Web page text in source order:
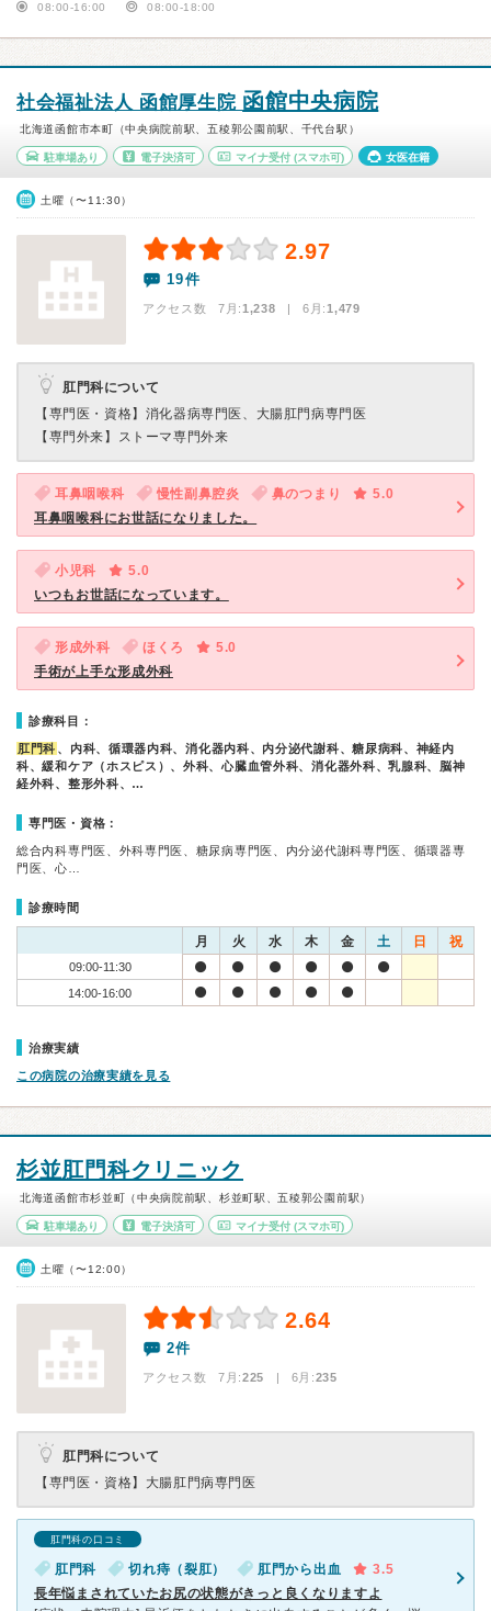
08:00-16:00 08:00-18:00
社会福祉法人 函館厚生院 函館中央病院
北海道函館市本町（中央病院前駅、五稜郭公園前駅、千代台駅）
駐車場あり 電子決済可 マイナ受付 (スマホ可) 女医在籍
土曜（〜11:30）
2.97
19件
アクセス数 7月:1,238 | 6月:1,479
肛門科について
【専門医・資格】 消化器病専門医、大腸肛門病専門医
【専門外来】 ストーマ専門外来
耳鼻咽喉科 慢性副鼻腔炎 鼻のつまり
5.0
耳鼻咽喉科にお世話になりました。
小児科
5.0
いつもお世話になっています。
形成外科 ほくろ
5.0
手術が上手な形成外科
診療科目：
肛門科 、内科、循環器内科、消化器内科、内分泌代謝科、糖尿病科、神経内
科、緩和ケア（ホスピス）、外科、心臓血管外科、消化器外科、乳腺科、脳神
経外科、整形外科、…
専門医・資格：
総合内科専門医、外科専門医、糖尿病専門医、内分泌代謝科専門医、循環器専
門医、心…
診療時間
月 火 水 木 金 土 日 祝
09:00-11:30
14:00-16:00
治療実績
この病院の治療実績を見る
杉並肛門科クリニック
北海道函館市杉並町（中央病院前駅、杉並町駅、五稜郭公園前駅）
駐車場あり 電子決済可 マイナ受付 (スマホ可)
土曜（〜12:00）
2.64
2件
アクセス数 7月:225 | 6月:235
肛門科について
【専門医・資格】 大腸肛門病専門医
肛門科の口コミ
肛門科 切れ痔（裂肛） 肛門から出血
3.5
長年悩まされていたお尻の状態がきっと良くなりますよ